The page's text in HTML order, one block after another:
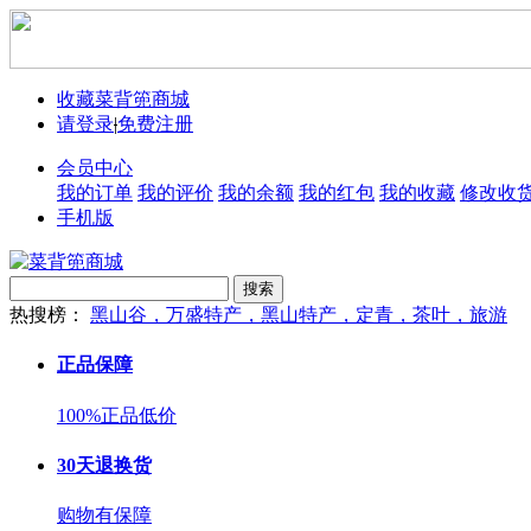
收藏菜背篼商城
请登录|免费注册
会员中心
我的订单 我的评价 我的余额 我的红包 我的收藏 修改收
手机版
搜索
热搜榜： 黑山谷，万盛特产，黑山特产，定青，茶叶，旅游
正品保障
100%正品低价
30天退换货
购物有保障